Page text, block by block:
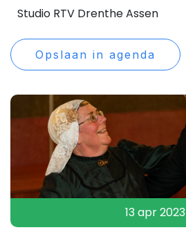
Studio RTV Drenthe Assen
Opslaan in agenda
13 apr 2023